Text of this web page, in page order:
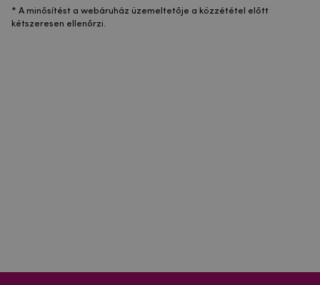
* A minősítést a webáruház üzemeltetője a közzététel előtt
kétszeresen ellenőrzi.